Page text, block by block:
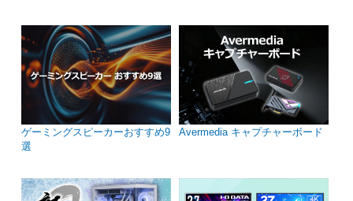
ゲーミングスピーカーおすすめ9
選
Avermedia キャプチャーボード